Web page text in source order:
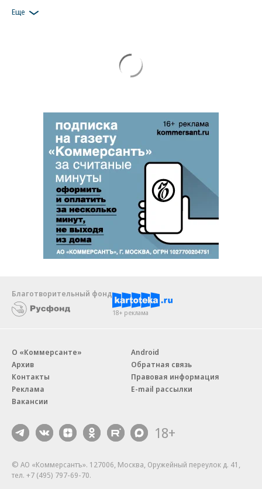
Еще
Благотворительный фонд
18+ реклама
О «Коммерсанте»
Архив
Контакты
Реклама
Вакансии
Android
Обратная связь
Правовая информация
E-mail рассылки
18+
© АО «Коммерсантъ». 127006, Москва, Оружейный переулок д. 41,
тел. +7 (495) 797-69-70.